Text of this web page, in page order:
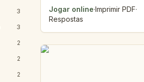
3
3
2
2
2
Jogar online·Imprimir PDF·
Respostas